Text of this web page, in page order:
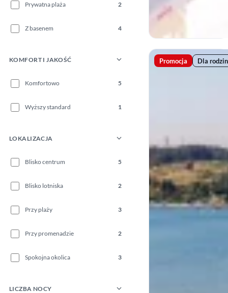
Prywatna plaża 2
Z basenem 4
KOMFORT I JAKOŚĆ
Komfortowo 5
Wyższy standard 1
LOKALIZACJA
Blisko centrum 5
Blisko lotniska 2
Przy plaży 3
Przy promenadzie 2
Spokojna okolica 3
LICZBA NOCY
Promocja Dla rodzin